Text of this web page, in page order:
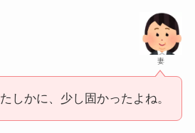
妻
たしかに、少し固かったよね。